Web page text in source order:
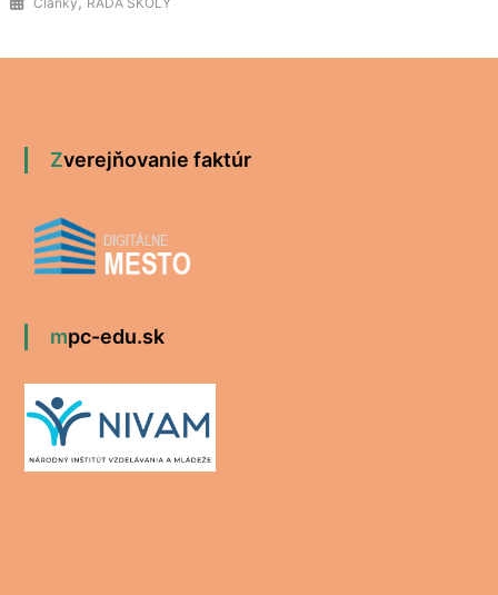
Zverejňovanie faktúr
mpc-edu.sk